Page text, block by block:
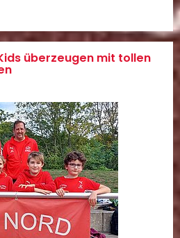
überzeugen mit tollen